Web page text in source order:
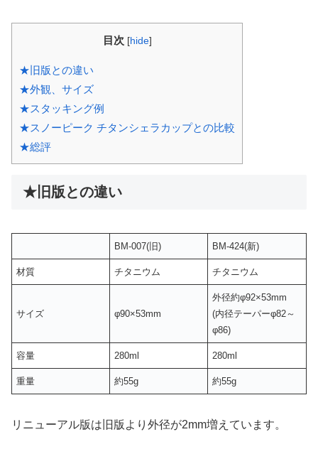
目次 [hide]
★旧版との違い
★外観、サイズ
★スタッキング例
★スノーピーク チタンシェラカップとの比較
★総評
★旧版との違い
BM-007(旧) BM-424(新)
材質 チタニウム チタニウム
サイズ φ90×53mm
外径約φ92×53mm
(内径テーパーφ82～
φ86)
容量 280ml 280ml
重量 約55g 約55g
リニューアル版は旧版より外径が2mm増えています。